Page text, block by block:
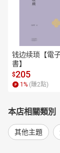
钱边续琐【電
書】
$205
1 % (賺2點)
本店相關類別
其他主題